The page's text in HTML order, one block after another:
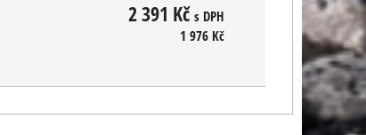
2 391 Kč s DPH
1 976 Kč